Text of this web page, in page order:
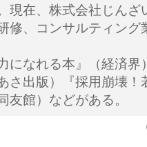
現在、株式会社じんざ
修、コンサルティング
になれる本』（経済界
さ出版）『採用崩壊！
友館）などがある。